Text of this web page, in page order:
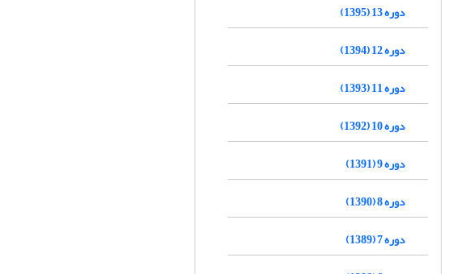
دوره 13 (1395)
دوره 12 (1394)
دوره 11 (1393)
دوره 10 (1392)
دوره 9 (1391)
دوره 8 (1390)
دوره 7 (1389)